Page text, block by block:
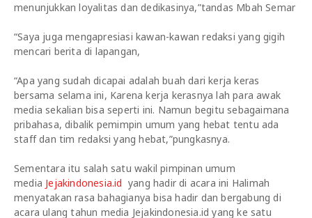
menunjukkan loyalitas dan dedikasinya,”tandas Mbah Semar
“Saya juga mengapresiasi kawan-kawan redaksi yang gigih
mencari berita di lapangan,
“Apa yang sudah dicapai adalah buah dari kerja keras
bersama selama ini, Karena kerja kerasnya lah para awak
media sekalian bisa seperti ini. Namun begitu sebagaimana
pribahasa, dibalik pemimpin umum yang hebat tentu ada
staff dan tim redaksi yang hebat,”pungkasnya.
Sementara itu salah satu wakil pimpinan umum
media Jejakindonesia.id yang hadir di acara ini Halimah
menyatakan rasa bahagianya bisa hadir dan bergabung di
acara ulang tahun media Jejakindonesia.id yang ke satu